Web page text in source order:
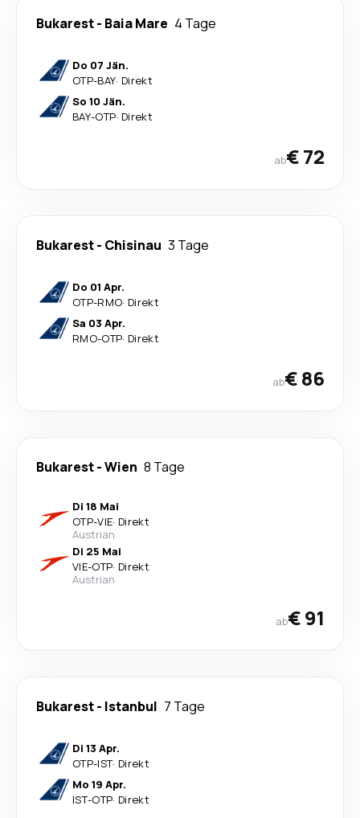
Bukarest- Baia Mare 4 Tage
Do 07 Jän.
OTP-BAY· Direkt
So 10 Jän.
BAY-OTP· Direkt
ab€ 72
Bukarest- Chisinau 3 Tage
Do 01 Apr.
OTP-RMO· Direkt
Sa 03 Apr.
RMO-OTP· Direkt
ab€ 86
Bukarest-Wien 8 Tage
Di 18 Mai
OTP-VIE· Direkt
Austrian
Di 25 Mai
VIE-OTP· Direkt
Austrian
ab€ 91
Bukarest- Istanbul 7 Tage
Di 13 Apr.
OTP-IST· Direkt
Mo 19 Apr.
IST-OTP· Direkt